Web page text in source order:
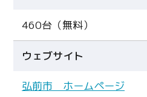
460台（無料）
ウェブサイト
弘前市 ホームページ